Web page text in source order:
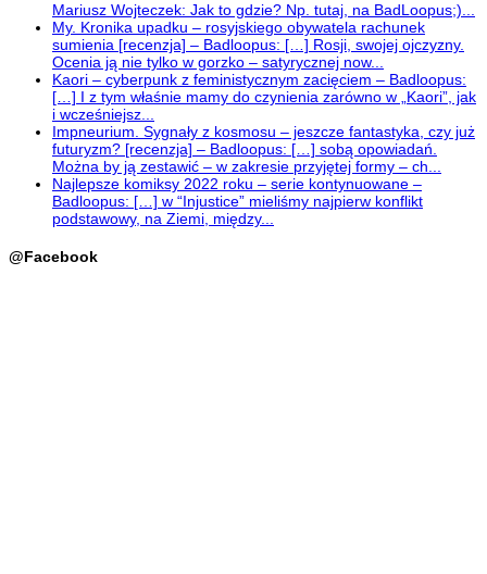
Mariusz Wojteczek: Jak to gdzie? Np. tutaj, na BadLoopus;)...
My. Kronika upadku – rosyjskiego obywatela rachunek
sumienia [recenzja] – Badloopus: […] Rosji, swojej ojczyzny.
Ocenia ją nie tylko w gorzko – satyrycznej now...
Kaori – cyberpunk z feministycznym zacięciem – Badloopus:
[…] I z tym właśnie mamy do czynienia zarówno w „Kaori”, jak
i wcześniejsz...
Impneurium. Sygnały z kosmosu – jeszcze fantastyka, czy już
futuryzm? [recenzja] – Badloopus: […] sobą opowiadań.
Można by ją zestawić – w zakresie przyjętej formy – ch...
Najlepsze komiksy 2022 roku – serie kontynuowane –
Badloopus: […] w “Injustice” mieliśmy najpierw konflikt
podstawowy, na Ziemi, między...
@Facebook